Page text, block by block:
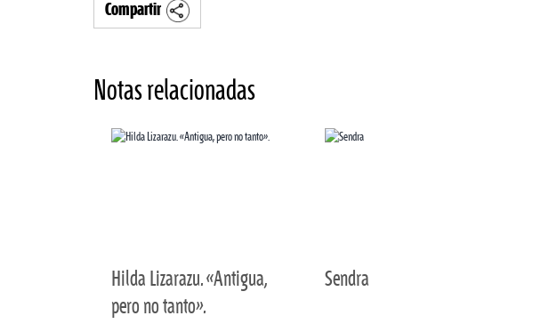
Compartir
Notas relacionadas
Hilda Lizarazu. «Antigua,
pero no tanto».
Sendra